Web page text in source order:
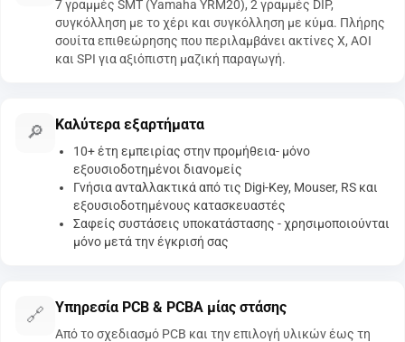
7 γραμμές SMT (Yamaha YRM20), 2 γραμμές DIP,
συγκόλληση με το χέρι και συγκόλληση με κύμα. Πλήρης
σουίτα επιθεώρησης που περιλαμβάνει ακτίνες Χ, AOI
και SPI για αξιόπιστη μαζική παραγωγή.
🔎 Καλύτερα εξαρτήματα
10+ έτη εμπειρίας στην προμήθεια- μόνο
εξουσιοδοτημένοι διανομείς
Γνήσια ανταλλακτικά από τις Digi-Key, Mouser, RS και
εξουσιοδοτημένους κατασκευαστές
Σαφείς συστάσεις υποκατάστασης - χρησιμοποιούνται
μόνο μετά την έγκρισή σας
🔗 Υπηρεσία PCB & PCBA μίας στάσης
Από το σχεδιασμό PCB και την επιλογή υλικών έως τη